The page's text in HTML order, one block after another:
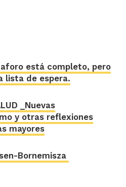
está completo, pero
lista de espera.
_Nuevas
y otras reflexiones
mayores
Bornemisza